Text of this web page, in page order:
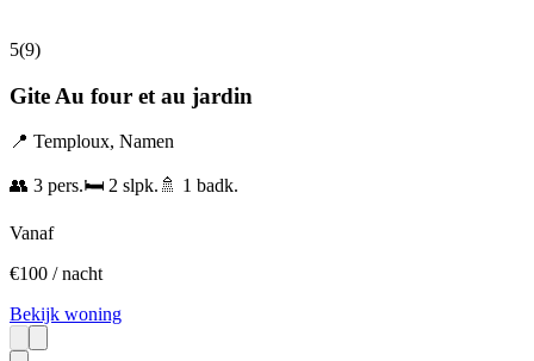
5(9)
Gite Au four et au jardin
📍 Temploux, Namen
👥 3 pers.🛏️ 2 slpk. 🚿 1 badk.
Vanaf
€100 / nacht
Bekijk woning